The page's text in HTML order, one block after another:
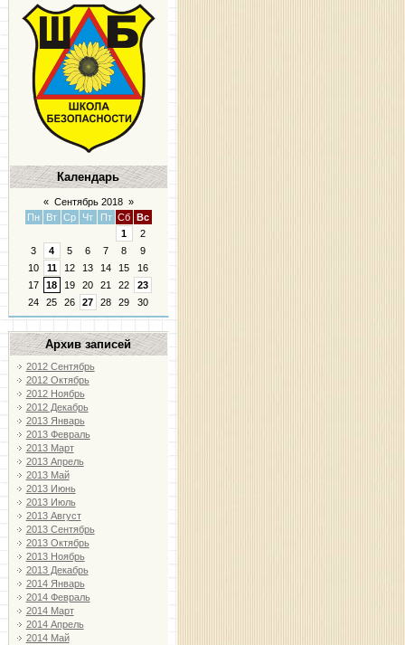
Календарь
« Сентябрь 2018 »
Пн
Вт Ср Чт Пт Сб
Вс
1
2
3
4 5 6 7 8
9
10
11 12 13 14 15
16
17
18 19 20 21 22
23
24
25 26 27 28 29 30
Архив записей
2012 Сентябрь
2012 Октябрь
2012 Ноябрь
2012 Декабрь
2013 Январь
2013 Февраль
2013 Март
2013 Апрель
2013 Май
2013 Июнь
2013 Июль
2013 Август
2013 Сентябрь
2013 Октябрь
2013 Ноябрь
2013 Декабрь
2014 Январь
2014 Февраль
2014 Март
2014 Апрель
2014 Май